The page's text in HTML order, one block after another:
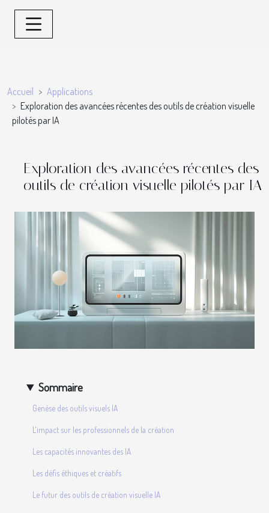
Accueil
Applications
Exploration des avancées récentes des outils de création visuelle
pilotés par IA
Exploration des avancées récentes des
outils de création visuelle pilotés par IA
Sommaire
Genèse des outils visuels IA
L'impact sur les professionnels de la création
Les capacités innovantes des IA
Les défis éthiques et créatifs
Le futur des outils de création visuelle IA